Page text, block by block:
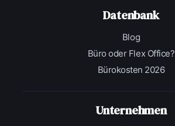
Datenbank
Blog
Büro oder Flex Office?
Bürokosten 2026
Unternehmen